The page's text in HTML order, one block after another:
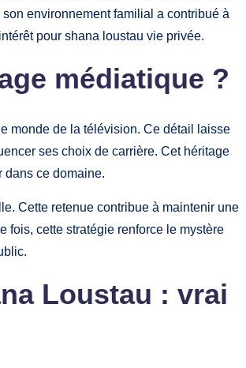
environnement familial a contribué à
pour shana loustau vie privée.
médiatique ?
monde de la télévision. Ce détail laisse
ses choix de carrière. Cet héritage
dans ce domaine.
Cette retenue contribue à maintenir une
fois, cette stratégie renforce le mystère
Loustau : vrai